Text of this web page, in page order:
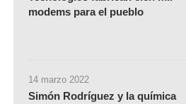
modems para el pueblo
14 marzo 2022
Simón Rodríguez y la química